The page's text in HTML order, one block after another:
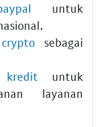
untuk
sebagai
untuk
layanan